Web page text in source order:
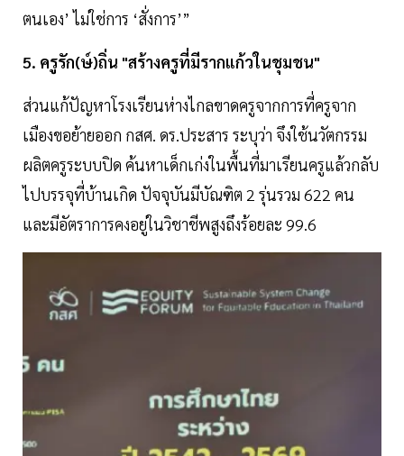
ตนเอง’ ไม่ใช่การ ‘สั่งการ’”
5. ครูรัก(ษ์)ถิ่น "สร้างครูที่มีรากแก้วในชุมชน"
ส่วนแก้ปัญหาโรงเรียนห่างไกลขาดครูจากการที่ครูจาก
เมืองขอย้ายออก กสศ. ดร.ประสาร ระบุว่า จึงใช้นวัตกรรม
ผลิตครูระบบปิด ค้นหาเด็กเก่งในพื้นที่มาเรียนครูแล้วกลับ
ไปบรรจุที่บ้านเกิด ปัจจุบันมีบัณฑิต 2 รุ่นรวม 622 คน
และมีอัตราการคงอยู่ในวิชาชีพสูงถึงร้อยละ 99.6